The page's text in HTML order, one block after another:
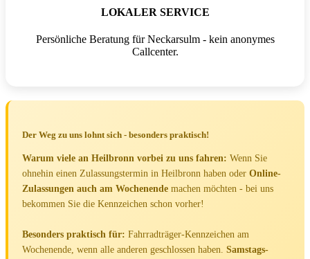
LOKALER SERVICE
Persönliche Beratung für Neckarsulm - kein anonymes
Callcenter.
Der Weg zu uns lohnt sich - besonders praktisch!
Warum viele an Heilbronn vorbei zu uns fahren: Wenn Sie
ohnehin einen Zulassungstermin in Heilbronn haben oder Online-
Zulassungen auch am Wochenende machen möchten - bei uns
bekommen Sie die Kennzeichen schon vorher!
Besonders praktisch für: Fahrradträger-Kennzeichen am
Wochenende, wenn alle anderen geschlossen haben. Samstags-